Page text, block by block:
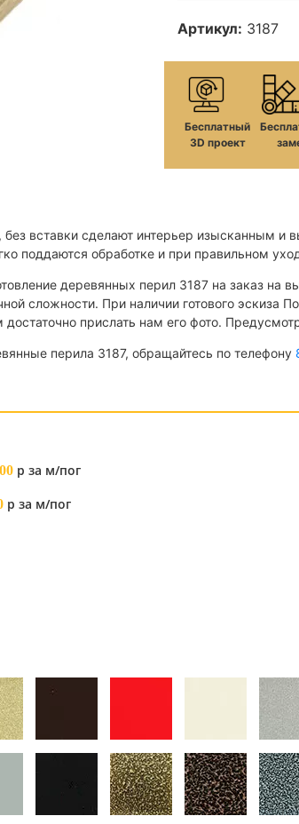
Артикул: 3187
Бесплатный
3D проект
вставки сделают интерьер изысканным и
поддаются обработке и при правильном
деревянных перил 3187 на заказ на
сложности. При наличии готового
прислать нам его фото.
перила 3187, обращайтесь по телефону
р за м/пог
р за м/пог